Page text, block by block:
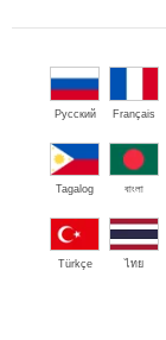
Français
Русский
বাংলা
Tagalog
ไทย
Türkçe